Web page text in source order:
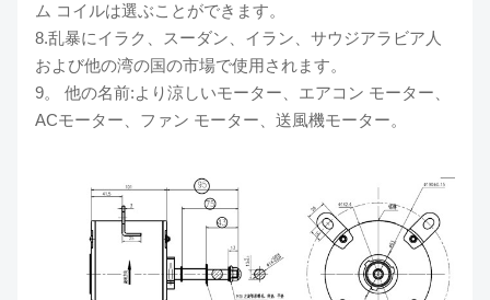
ム コイルは選ぶことができます。
8.乱暴にイラク、スーダン、イラン、サウジアラビア人
および他の湾の国の市場で使用されます。
9。 他の名前:より涼しいモーター、エアコン モーター、
ACモーター、ファン モーター、送風機モーター。